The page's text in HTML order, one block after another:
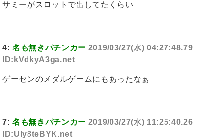
サミーがスロットで出してたくらい
4: 名も無きパチンカー 2019/03/27(水) 04:27:48.79
ID:kVdkyA3ga.net
ゲーセンのメダルゲームにもあったなぁ
7: 名も無きパチンカー 2019/03/27(水) 11:25:40.26
ID:Uly8teBYK.net